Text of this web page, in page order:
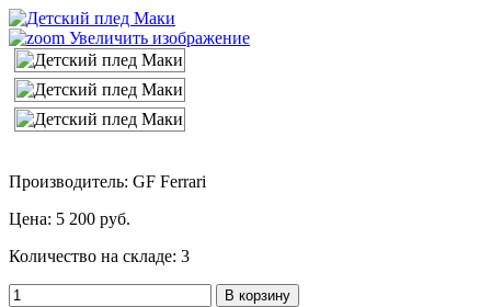
Увеличить изображение
Производитель: GF Ferrari
Цена: 5 200 руб.
Количество на складе: 3
В корзину